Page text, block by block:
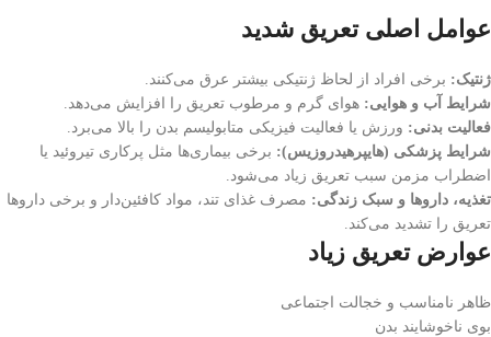
عوامل اصلی تعریق شدید
ژنتیک: برخی افراد از لحاظ ژنتیکی بیشتر عرق می‌کنند.
شرایط آب و هوایی: هوای گرم و مرطوب تعریق را افزایش می‌دهد.
فعالیت بدنی: ورزش یا فعالیت فیزیکی متابولیسم بدن را بالا می‌برد.
شرایط پزشکی (هایپرهیدروزیس): برخی بیماری‌ها مثل پرکاری تیروئید یا
اضطراب مزمن سبب تعریق زیاد می‌شود.
تغذیه، داروها و سبک زندگی: مصرف غذای تند، مواد کافئین‌دار و برخی داروها
تعریق را تشدید می‌کند.
عوارض تعریق زیاد
ظاهر نامناسب و خجالت اجتماعی
بوی ناخوشایند بدن